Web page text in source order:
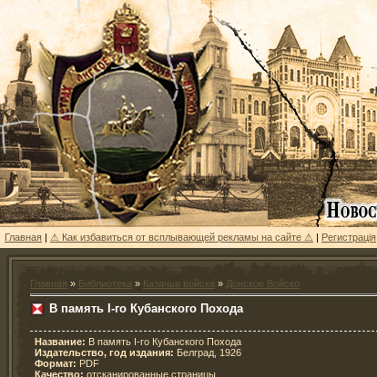
Главная | ⚠ Как избавиться от всплывающей рекламы на сайте ⚠ | Регистрацiя
Главная » Библиотека » Казачьи войска » Донское Войско
В память I-го Кубанского Похода
Название: В память I-го Кубанского Похода
Издательство, год издания: Белград, 1926
Формат: PDF
Качество: отсканированные страницы